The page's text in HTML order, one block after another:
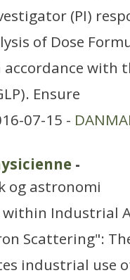
(PI)
of Dose
with
Ensure
07-15 -
-
og astronomi
within Industrial
Scattering":
industrial use